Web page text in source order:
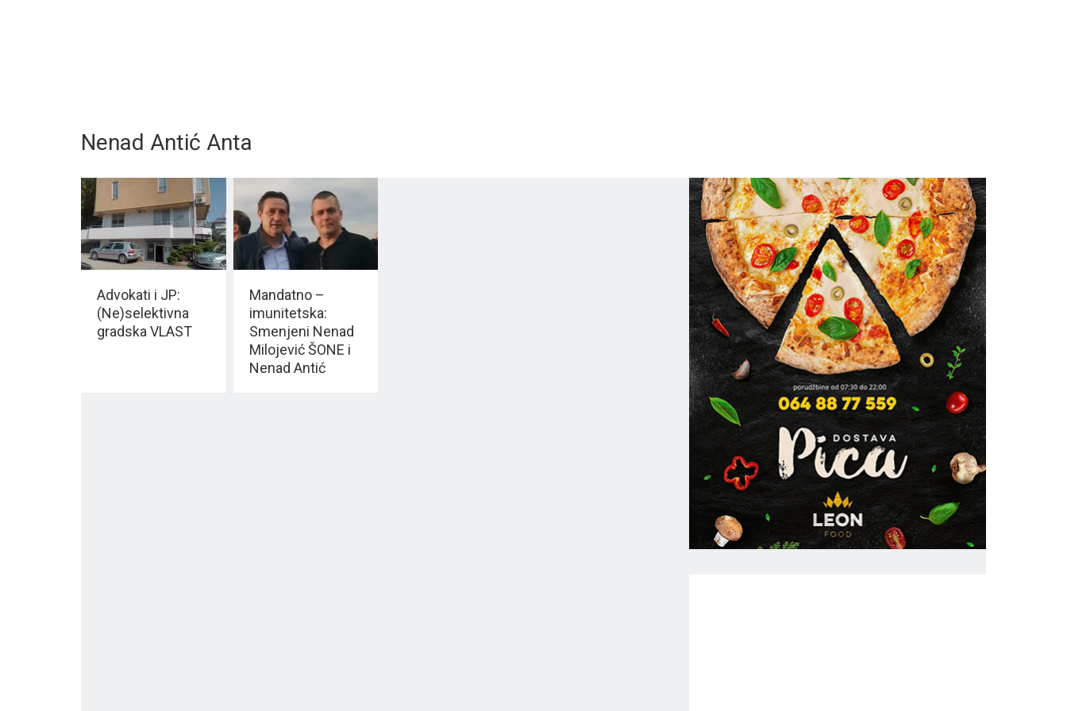
Nenad Antić Anta
Advokati i JP:
(Ne)selektivna
gradska VLAST
Mandatno –
imunitetska:
Smenjeni Nenad
Milojević ŠONE i
Nenad Antić